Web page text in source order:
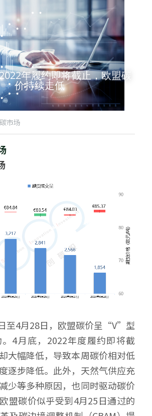
年履约即将截止，欧盟碳
价持续走低
碳市场
至4月28日，欧盟碳价呈“V”型
4月底，2022年度履约即将截
大幅降低，导致本周碳价相对低
逐步降低。此外，天然气供应充
少等多种原因，也同时驱动碳价
盟碳价似乎受到4月25日通过的